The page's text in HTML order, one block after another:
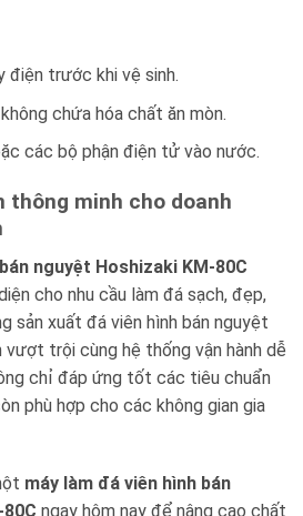
điện trước khi vệ sinh.
chứa hóa chất ăn mòn.
các bộ phận điện tử vào nước.
thông minh cho doanh
nguyệt Hoshizaki KM-80C
cho nhu cầu làm đá sạch, đẹp,
sản xuất đá viên hình bán nguyệt
trội cùng hệ thống vận hành dễ
chỉ đáp ứng tốt các tiêu chuẩn
phù hợp cho các không gian gia
máy làm đá viên hình bán
ngay hôm nay để nâng cao chất